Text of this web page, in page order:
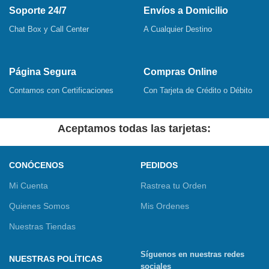
Soporte 24/7
Chat Box y Call Center
Envíos a Domicilio
A Cualquier Destino
Página Segura
Contamos con Certificaciones
Compras Online
Con Tarjeta de Crédito o Débito
Aceptamos todas las tarjetas:
CONÓCENOS
Mi Cuenta
Quienes Somos
Nuestras Tiendas
PEDIDOS
Rastrea tu Orden
Mis Ordenes
NUESTRAS POLÍTICAS
Síguenos en nuestras redes
sociales